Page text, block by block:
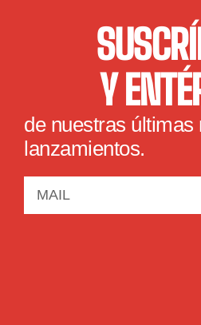
Y
de nuestras últimas
lanzamientos.